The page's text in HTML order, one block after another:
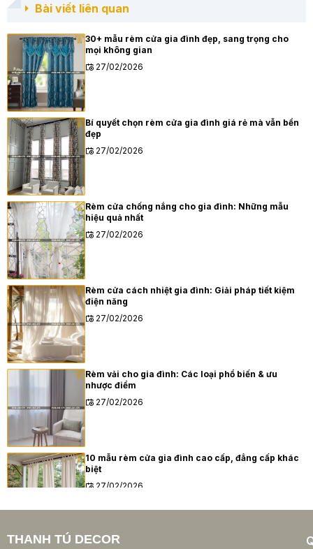
Bài viết liên quan
30+ mẫu rèm cửa gia đình đẹp, sang trọng cho
mọi không gian
27/02/2026
Bí quyết chọn rèm cửa gia đình giá rẻ mà vẫn bền
đẹp
27/02/2026
Rèm cửa chống nắng cho gia đình: Những mẫu
hiệu quả nhất
27/02/2026
Rèm cửa cách nhiệt gia đình: Giải pháp tiết kiệm
điện năng
27/02/2026
Rèm vải cho gia đình: Các loại phổ biến & ưu
nhược điểm
27/02/2026
10 mẫu rèm cửa gia đình cao cấp, đẳng cấp khác
biệt
27/02/2026
Xu hướng rèm cửa gia đình hiện đại năm 2025
THANH TÚ DECOR